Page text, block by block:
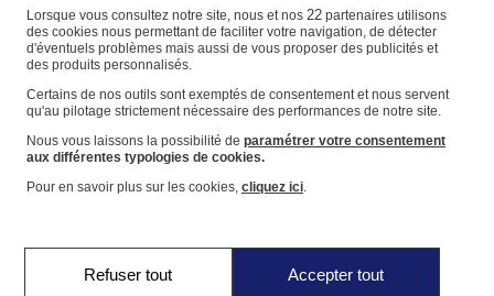
Magasin
Vos informations personnelles
Suivre une commande
Panier
Favoris
Naissance0-12 mois
Lorsque vous consultez notre site, nous et nos 22partenaires utilisons
des cookies nous permettant de faciliter votre navigation, de détecter
d'éventuels problèmes mais aussi de vous proposer des publicités et
des produits personnalisés.
Certains de nos outils sont exemptés de consentement et nous servent
qu'au pilotage strictement nécessaire des performances de notre site.
Nous vous laissons la possibilité de paramétrer votre consentement
aux différentes typologies de cookies.
Pour en savoir plus sur les cookies, cliquez ici.
Refuser tout Accepter tout